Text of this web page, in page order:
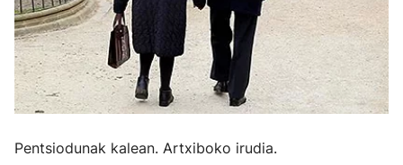
Pentsiodunak kalean. Artxiboko irudia.